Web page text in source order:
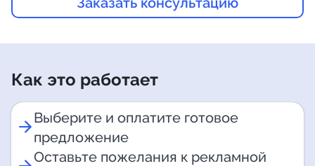
Как это работает
Выберите и оплатите готовое
предложение
Оставьте пожелания к рекламной